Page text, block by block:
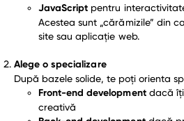
JavaScript pentru
Acestea sunt „cărămizile” din
site sau aplicație web.
Alege o specializare
După bazele solide, te poți orienta
Front-end developmentdacă îți
creativă